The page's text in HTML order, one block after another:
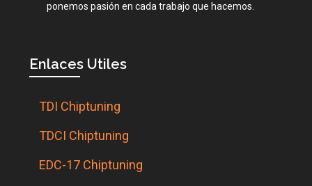
ponemos pasión en cada trabajo que hacemos.
Enlaces Utiles
TDI Chiptuning
TDCI Chiptuning
EDC-17 Chiptuning